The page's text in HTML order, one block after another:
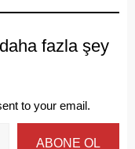
fazla şey
to your email.
ABONE OL